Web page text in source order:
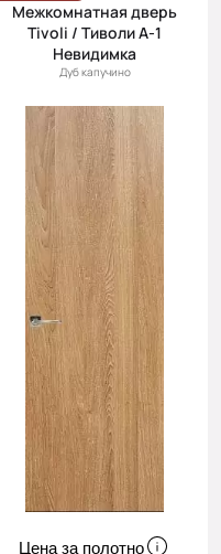
Межкомнатная дверь
Tivoli / Тиволи А-1
Невидимка
Дуб капучино
Цена за полотно